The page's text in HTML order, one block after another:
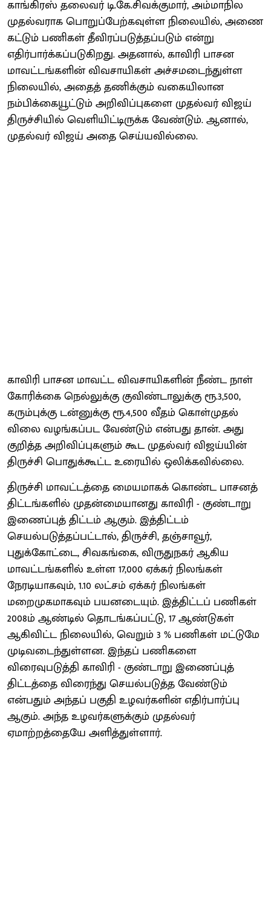
காங்கிரஸ் தலைவர் டி.கே.சிவக்குமார், அம்மாநில
முதல்வராக பொறுப்பேற்கவுள்ள நிலையில், அணை
கட்டும் பணிகள் தீவிரப்படுத்தப்படும் என்று
எதிர்பார்க்கப்படுகிறது. அதனால், காவிரி பாசன
மாவட்டங்களின் விவசாயிகள் அச்சமடைந்துள்ள
நிலையில், அதைத் தணிக்கும் வகையிலான
நம்பிக்கையூட்டும் அறிவிப்புகளை முதல்வர் விஜய்
திருச்சியில் வெளியிட்டிருக்க வேண்டும். ஆனால்,
முதல்வர் விஜய் அதை செய்யவில்லை.
காவிரி பாசன மாவட்ட விவசாயிகளின் நீண்ட நாள்
கோரிக்கை நெல்லுக்கு குவிண்டாலுக்கு ரூ.3,500,
கரும்புக்கு டன்னுக்கு ரூ.4,500 வீதம் கொள்முதல்
விலை வழங்கப்பட வேண்டும் என்பது தான். அது
குறித்த அறிவிப்புகளும் கூட முதல்வர் விஜய்யின்
திருச்சி பொதுக்கூட்ட உரையில் ஒலிக்கவில்லை.
திருச்சி மாவட்டத்தை மையமாகக் கொண்ட பாசனத்
திட்டங்களில் முதன்மையானது காவிரி - குண்டாறு
இணைப்புத் திட்டம் ஆகும். இத்திட்டம்
செயல்படுத்தப்பட்டால், திருச்சி, தஞ்சாவூர்,
புதுக்கோட்டை, சிவகங்கை, விருதுநகர் ஆகிய
மாவட்டங்களில் உள்ள 17,000 ஏக்கர் நிலங்கள்
நேரடியாகவும், 1.10 லட்சம் ஏக்கர் நிலங்கள்
மறைமுகமாகவும் பயனடையும். இத்திட்டப் பணிகள்
2008ம் ஆண்டில் தொடங்கப்பட்டு, 17 ஆண்டுகள்
ஆகிவிட்ட நிலையில், வெறும் 3 % பணிகள் மட்டுமே
முடிவடைந்துள்ளன. இந்தப் பணிகளை
விரைவுபடுத்தி காவிரி - குண்டாறு இணைப்புத்
திட்டத்தை விரைந்து செயல்படுத்த வேண்டும்
என்பதும் அந்தப் பகுதி உழவர்களின் எதிர்பார்ப்பு
ஆகும். அந்த உழவர்களுக்கும் முதல்வர்
ஏமாற்றத்தையே அளித்துள்ளார்.